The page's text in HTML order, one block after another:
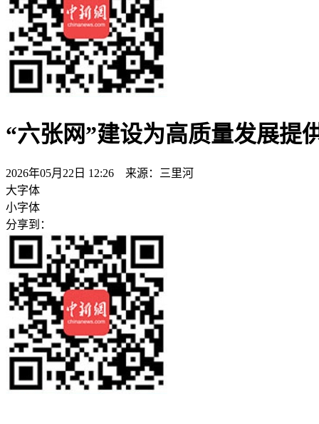
“六张网”建设为高质量发展提
2026年05月22日 12:26 来源：三里河
大字体
小字体
分享到：